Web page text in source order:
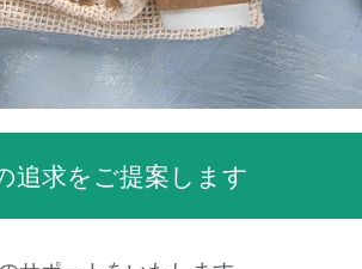
追求をご提案します